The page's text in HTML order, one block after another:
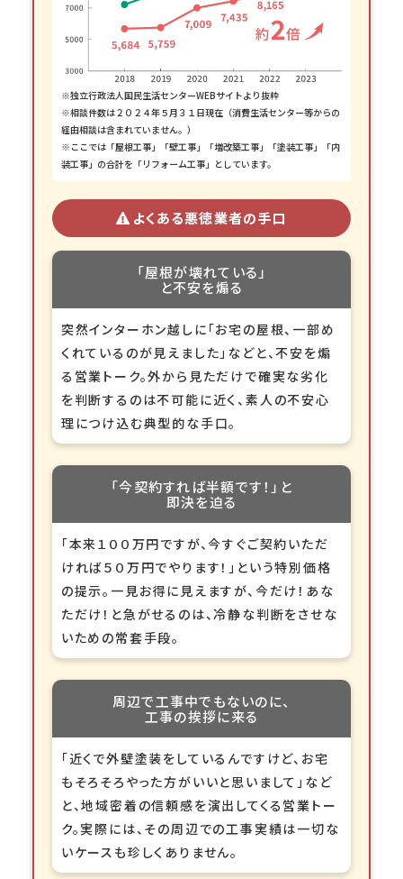
※独立行政法人国民生活センターWEBサイトより抜粋
※相談件数は２０２４年５月３１日現在（消費生活センター等からの
経由相談は含まれていません。）
※ここでは「屋根工事」「壁工事」「増改築工事」「塗装工事」「内
装工事」の合計を「リフォーム工事」としています。
よくある悪徳業者の手口
「屋根が壊れている」
と不安を煽る
突然インターホン越しに「お宅の屋根、一部め
くれているのが見えました」などと、不安を煽
る営業トーク。外から見ただけで確実な劣化
を判断するのは不可能に近く、素人の不安心
理につけ込む典型的な手口。
「今契約すれば半額です！」 と
即決を迫る
「本来１００万円ですが、今すぐご契約いただ
ければ５０万円でやります！」という特別価格
の提示。一見お得に見えますが、今だけ！あな
ただけ！と急がせるのは、冷静な判断をさせな
いための常套手段。
周辺で工事中でもないのに、
工事の挨拶に来る
「近くで外壁塗装をしているんですけど、お宅
もそろそろやった方がいいと思いまして」など
と、地域密着の信頼感を演出してくる営業トー
ク。実際には、その周辺での工事実績は一切な
いケースも珍しくありません。